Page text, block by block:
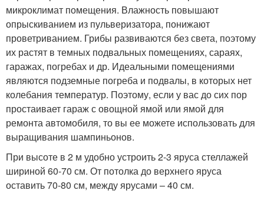
микроклимат помещения. Влажность повышают
опрыскиванием из пульверизатора, понижают
проветриванием. Грибы развиваются без света, поэтому
их растят в темных подвальных помещениях, сараях,
гаражах, погребах и др. Идеальными помещениями
являются подземные погреба и подвалы, в которых нет
колебания температур. Поэтому, если у вас до сих пор
простаивает гараж с овощной ямой или ямой для
ремонта автомобиля, то вы ее можете использовать для
выращивания шампиньонов.
При высоте в 2 м удобно устроить 2-3 яруса стеллажей
шириной 60-70 см. От потолка до верхнего яруса
оставить 70-80 см, между ярусами – 40 см.